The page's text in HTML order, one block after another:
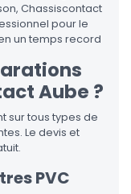
Chassiscontact
pour le
un temps record
Aube ?
sur tous types de
Le devis et
PVC